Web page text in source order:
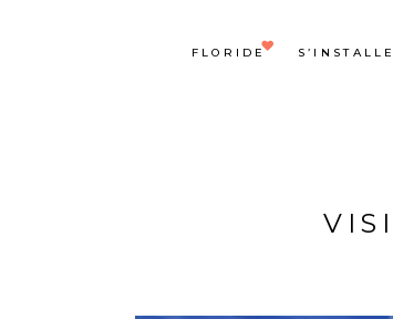
FLORIDE